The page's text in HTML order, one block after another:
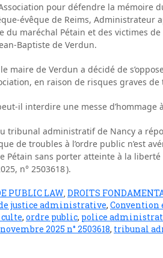
pour défendre la mémoire
évêque de Reims, Administrateur
du maréchal Pétain et des victimes
Baptiste de Verdun.
maire de Verdun a décidé de
en raison de risques graves
il interdire une messe d’hommage
tribunal administratif de Nancy a
de troubles à l’ordre public n’est
Pétain sans porter atteinte à la
n° 2503618 ).
PUBLIC LAW DROITS
justice administrative, Convention
, ordre public, police
2025 n° 2503618, tribunal